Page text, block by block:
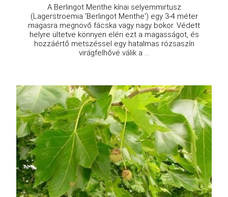
A Berlingot Menthe kínai selyemmirtusz
(Lagerstroemia 'Berlingot Menthe') egy 3-4 méter
magasra megnövő fácska vagy nagy bokor. Védett
helyre ültetve könnyen eléri ezt a magasságot, és
hozzáértő metszéssel egy hatalmas rózsaszín
virágfelhővé válik a ...